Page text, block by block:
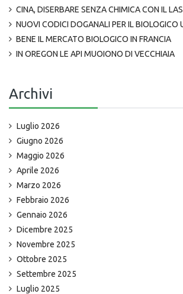
CINA, DISERBARE SENZA CHIMICA CON IL
NUOVI CODICI DOGANALI PER IL BIOLOGICO
BENE IL MERCATO BIOLOGICO IN FRANCIA
IN OREGON LE API MUOIONO DI VECCHIAIA
Archivi
Luglio 2026
Giugno 2026
Maggio 2026
Aprile 2026
Marzo 2026
Febbraio 2026
Gennaio 2026
Dicembre 2025
Novembre 2025
Ottobre 2025
Settembre 2025
Luglio 2025